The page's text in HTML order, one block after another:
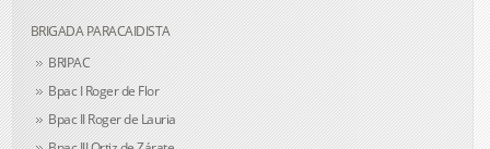
BRIGADA PARACAIDISTA
BRIPAC
Bpac I Roger de Flor
Bpac II Roger de Lauria